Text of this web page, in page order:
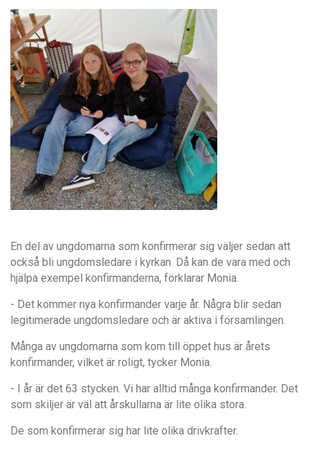
En del av ungdomarna som konfirmerar sig väljer sedan att
också bli ungdomsledare i kyrkan. Då kan de vara med och
hjälpa exempel konfirmanderna, förklarar Monia.
- Det kommer nya konfirmander varje år. Några blir sedan
legitimerade ungdomsledare och är aktiva i församlingen.
Många av ungdomarna som kom till öppet hus är årets
konfirmander, vilket är roligt, tycker Monia.
- I år är det 63 stycken. Vi har alltid många konfirmander. Det
som skiljer är väl att årskullarna är lite olika stora.
De som konfirmerar sig har lite olika drivkrafter.